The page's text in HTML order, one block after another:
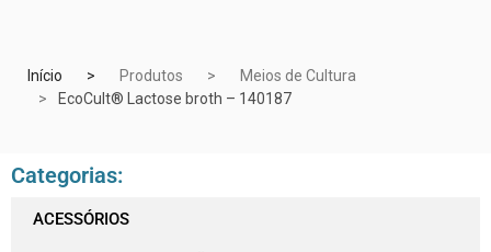
Início Produtos
Meios de Cultura
EcoCult® Lactose broth – 140187
Categorias:
ACESSÓRIOS